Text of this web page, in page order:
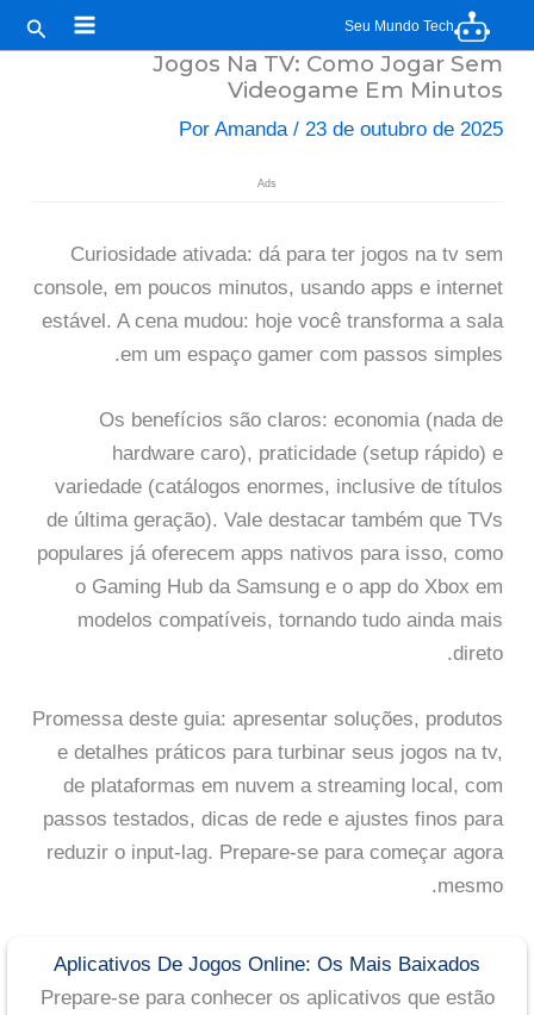
para
Seu Mundo Tech
Jogos Na TV: Como Jogar Sem
Videogame Em Minutos
Por Amanda / 23 de outubro de 2025
Ads
Curiosidade ativada: dá para ter jogos na tv sem
console, em poucos minutos, usando apps e internet
estável. A cena mudou: hoje você transforma a sala
em um espaço gamer com passos simples.
Os benefícios são claros: economia (nada de
hardware caro), praticidade (setup rápido) e
variedade (catálogos enormes, inclusive de títulos
de última geração). Vale destacar também que TVs
populares já oferecem apps nativos para isso, como
o Gaming Hub da Samsung e o app do Xbox em
modelos compatíveis, tornando tudo ainda mais
direto.
Promessa deste guia: apresentar soluções, produtos
e detalhes práticos para turbinar seus jogos na tv,
de plataformas em nuvem a streaming local, com
passos testados, dicas de rede e ajustes finos para
reduzir o input-lag. Prepare-se para começar agora
mesmo.
Aplicativos De Jogos Online: Os Mais Baixados
Prepare-se para conhecer os aplicativos que estão